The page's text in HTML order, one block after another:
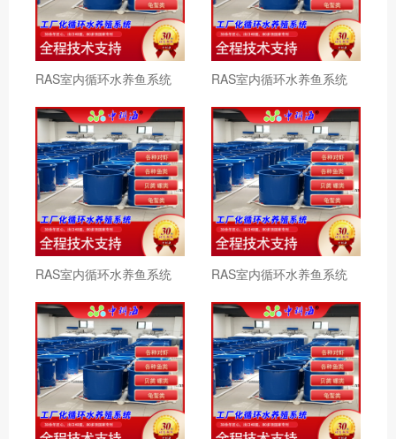
RAS室内循环水养鱼系统 RAS室内循环水养鱼系统
RAS室内循环水养鱼系统 RAS室内循环水养鱼系统